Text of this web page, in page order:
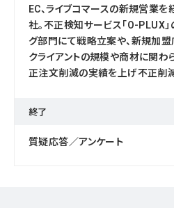
EC、ライブコマースの新規営業
社。不正検知サービス「O-PLUX
グ部門にて戦略立案や、新規加盟
クライアントの規模や商材に関わ
正注文削減の実績を上げ不正削減
終了
質疑応答／アンケート